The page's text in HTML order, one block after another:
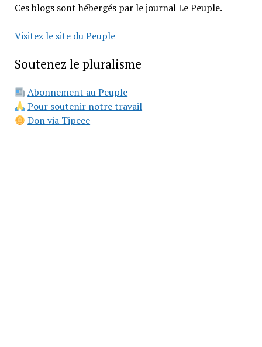
Ces blogs sont hébergés par le journal Le Peuple.
Visitez le site du Peuple
Soutenez le pluralisme
Abonnement au Peuple
Pour soutenir notre travail
Don via Tipeee